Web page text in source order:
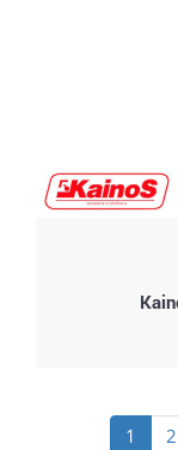
PaginaciónPágina
1 2